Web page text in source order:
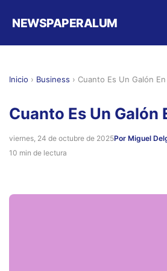
NEWSPAPERALUM
Inicio › Business › Cuanto Es Un Galón
Cuanto Es Un Galón
viernes, 24 de octubre de 2025Por Miguel
10 min de lectura